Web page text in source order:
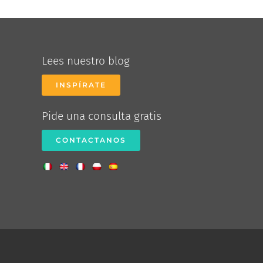
Lees nuestro blog
INSPÍRATE
Pide una consulta gratis
CONTACTANOS